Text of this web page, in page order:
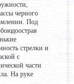
черного
Под
стрелки и
с
части
На руке